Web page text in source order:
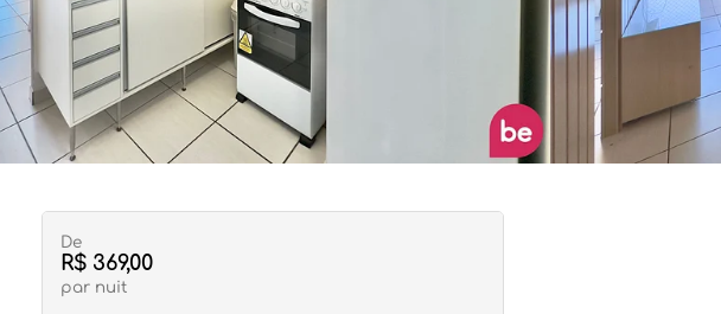
De
R$ 369,00
par nuit